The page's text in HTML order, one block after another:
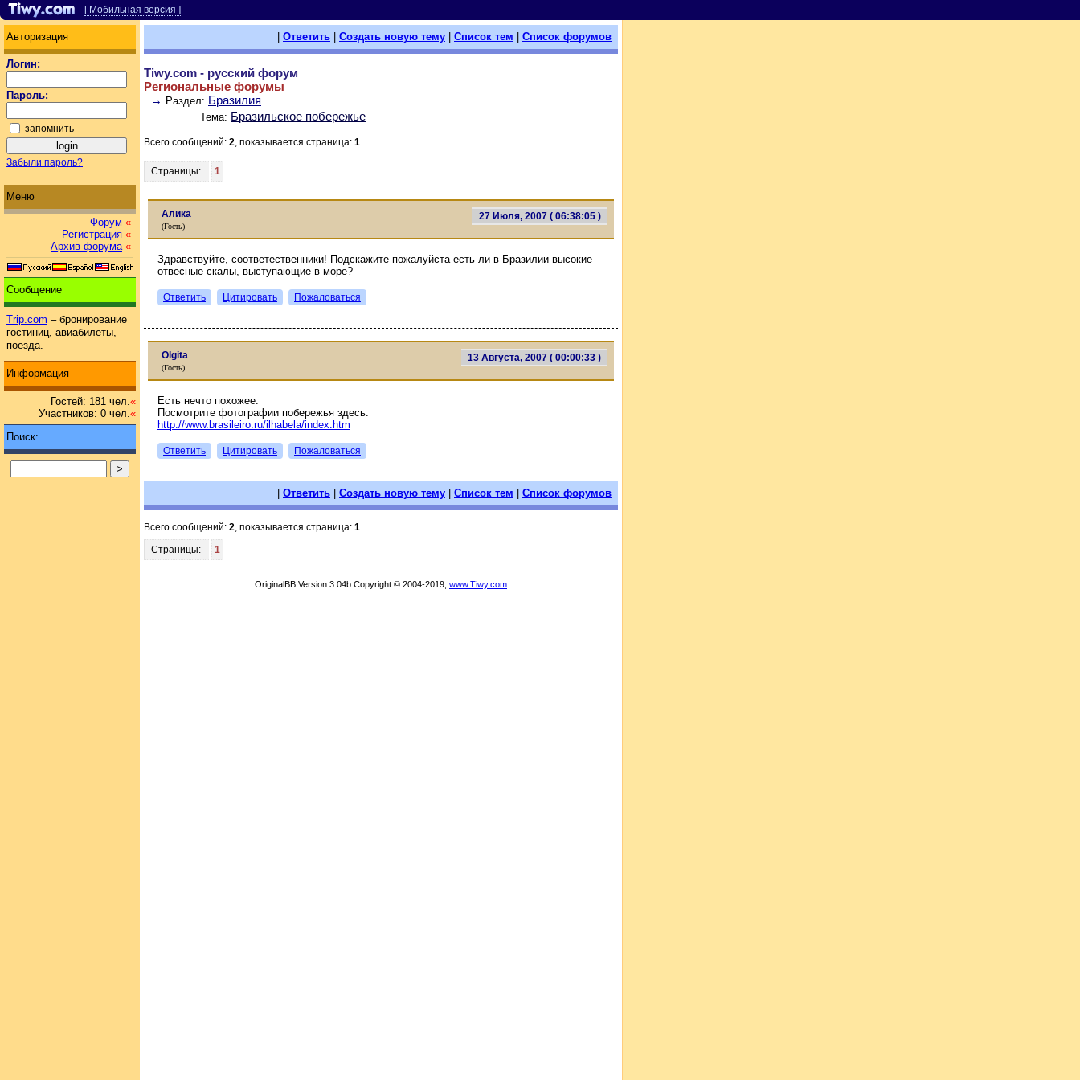
[ Мобильная версия ]
Авторизация
Логин:
Пароль:
запомнить
Забыли пароль?
Меню
Форум «
Регистрация «
Архив форума «
Сообщение
Trip.com – бронирование
гостиниц, авиабилеты,
поезда.
Информация
Гостей: 181 чел.«
Участников: 0 чел.«
Поиск:
Ответить Создать новую тему Список тем Список форумов
Tiwy.com - русский форум
Региональные форумы
→ Раздел: Бразилия
Тема: Бразильское побережье
Всего сообщений: 2, показывается страница: 1
Страницы: 1
27 Июля, 2007 ( 06:38:05 )
Алика
(Гость)
Здравствуйте, соответественники! Подскажите пожалуйста есть ли в Бразилии высокие
отвесные скалы, выступающие в море?
Ответить Цитировать Пожаловаться
13 Августа, 2007 ( 00:00:33 )
Olgita
(Гость)
Есть нечто похожее.
Посмотрите фотографии побережья здесь:
http://www.brasileiro.ru/ilhabela/index.htm
Ответить Цитировать Пожаловаться
Ответить Создать новую тему Список тем Список форумов
Всего сообщений: 2, показывается страница: 1
Страницы:
1
OriginalBB Version 3.04b Copyright © 2004-2019, www.Tiwy.com